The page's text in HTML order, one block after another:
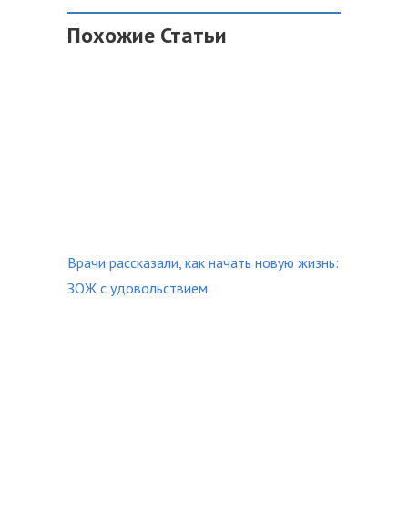
Похожие Статьи
Врачи рассказали, как начать новую жизнь:
ЗОЖ с удовольствием